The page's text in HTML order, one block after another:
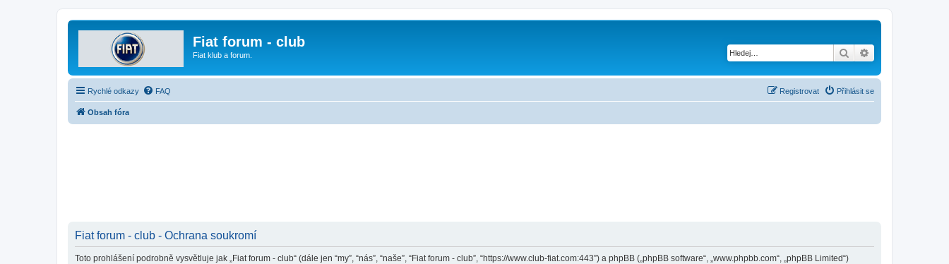
Fiat forum - club
Fiat klub a forum. Hledat
Rychlé odkazy FAQ Přihlásit se
Registrovat
Obsah fóra
Fiat forum - club - Ochrana soukromí
Toto prohlášení podrobně vysvětluje jak „Fiat forum - club“ (dále jen “my”, “nás”, “naše”, “Fiat forum - club”, “https://www.club-fiat.com:443”) a phpBB („phpBB software“, „www.phpbb.com“, „phpBB Limited“)